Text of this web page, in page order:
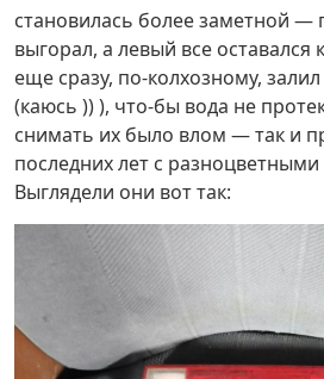
становилась более заметной —
выгорал, а левый все оставался
еще сразу, по-колхозному,
(каюсь )) ), что-бы вода не
снимать их было влом — так и
последних лет с
Выглядели они вот так: